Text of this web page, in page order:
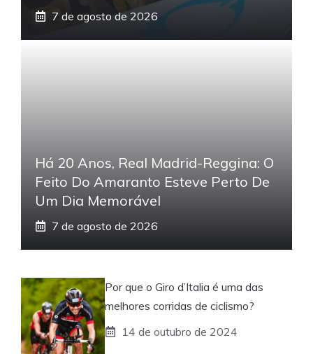
7 de agosto de 2026
Há 20 Anos, Real Madrid-Reggina: O
Feito Do Amaranto Esteve Perto De
Um Dia Memorável
7 de agosto de 2026
Por que o Giro d’Italia é uma das
melhores corridas de ciclismo?
14 de outubro de 2024